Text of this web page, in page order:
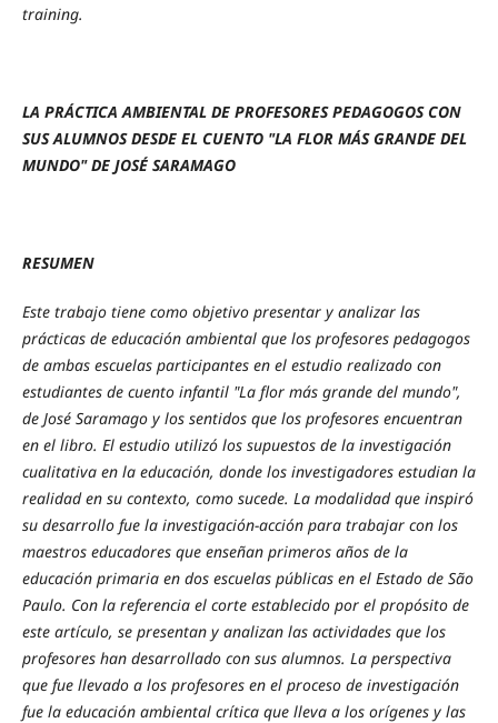
training.
LA PRÁCTICA AMBIENTAL DE PROFESORES PEDAGOGOS CON
SUS ALUMNOS DESDE EL CUENTO "LA FLOR MÁS GRANDE DEL
MUNDO" DE JOSÉ SARAMAGO
RESUMEN
Este trabajo tiene como objetivo presentar y analizar las
prácticas de educación ambiental que los profesores pedagogos
de ambas escuelas participantes en el estudio realizado con
estudiantes de cuento infantil "La flor más grande del mundo",
de José Saramago y los sentidos que los profesores encuentran
en el libro. El estudio utilizó los supuestos de la investigación
cualitativa en la educación, donde los investigadores estudian la
realidad en su contexto, como sucede. La modalidad que inspiró
su desarrollo fue la investigación-acción para trabajar con los
maestros educadores que enseñan primeros años de la
educación primaria en dos escuelas públicas en el Estado de São
Paulo. Con la referencia el corte establecido por el propósito de
este artículo, se presentan y analizan las actividades que los
profesores han desarrollado con sus alumnos. La perspectiva
que fue llevado a los profesores en el proceso de investigación
fue la educación ambiental crítica que lleva a los orígenes y las